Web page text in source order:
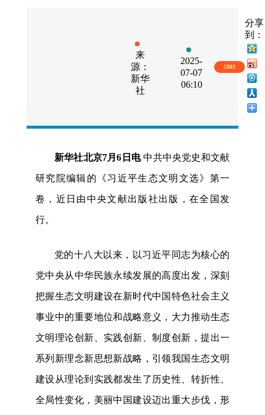
来
源：
新华
社
2025-
07-07
06:10
5883
分享
到：
新华社北京7月6日电中共中央党史和文献
研究院编辑的《习近平生态文明文选》第一
卷，近日由中央文献出版社出版，在全国发
行。
党的十八大以来，以习近平同志为核心的
党中央从中华民族永续发展的高度出发，深刻
把握生态文明建设在新时代中国特色社会主义
事业中的重要地位和战略意义，大力推动生态
文明理论创新、实践创新、制度创新，提出一
系列新理念新思想新战略，引领我国生态文明
建设从理论到实践都发生了历史性、转折性、
全局性变化，美丽中国建设迈出重大步伐，形